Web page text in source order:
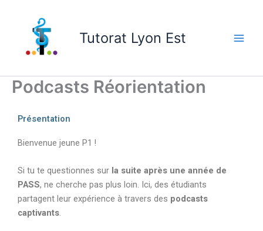
Tutorat Lyon Est
Podcasts Réorientation
Présentation
Bienvenue jeune P1 !
Si tu te questionnes sur la suite après une année de
PASS, ne cherche pas plus loin. Ici, des étudiants
partagent leur expérience à travers des podcasts
captivants.